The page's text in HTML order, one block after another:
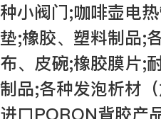
种小阀门;咖啡壶电
垫;橡胶、塑料制品;
布、皮碗;橡胶膜片;
制品;各种发泡析材